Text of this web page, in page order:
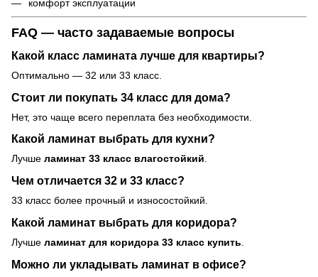
комфорт эксплуатации
FAQ — часто задаваемые вопросы
Какой класс ламината лучше для квартиры?
Оптимально — 32 или 33 класс.
Стоит ли покупать 34 класс для дома?
Нет, это чаще всего переплата без необходимости.
Какой ламинат выбрать для кухни?
Лучше ламинат 33 класс влагостойкий.
Чем отличается 32 и 33 класс?
33 класс более прочный и износостойкий.
Какой ламинат выбрать для коридора?
Лучше ламинат для коридора 33 класс купить
Можно ли укладывать ламинат в офисе?